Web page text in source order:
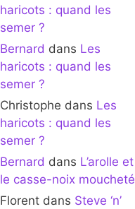
haricots : quand les
semer ?
Bernard dans Les
haricots : quand les
semer ?
Christophe dans Les
haricots : quand les
semer ?
Bernard dans L’arolle et
le casse-noix moucheté
Florent dans Steve ‘n’